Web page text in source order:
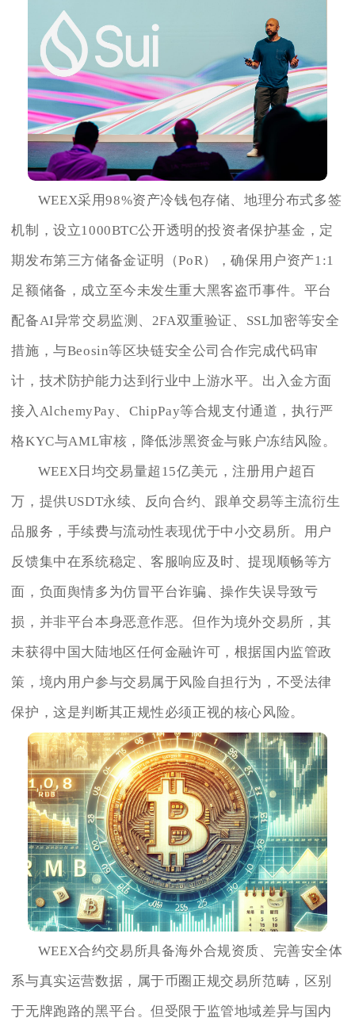
WEEX采用98%资产冷钱包存储、地理分布式多签
机制，设立1000BTC公开透明的投资者保护基金，定
期发布第三方储备金证明（PoR），确保用户资产1:1
足额储备，成立至今未发生重大黑客盗币事件。平台
配备AI异常交易监测、2FA双重验证、SSL加密等安全
措施，与Beosin等区块链安全公司合作完成代码审
计，技术防护能力达到行业中上游水平。出入金方面
接入AlchemyPay、ChipPay等合规支付通道，执行严
格KYC与AML审核，降低涉黑资金与账户冻结风险。
WEEX日均交易量超15亿美元，注册用户超百
万，提供USDT永续、反向合约、跟单交易等主流衍生
品服务，手续费与流动性表现优于中小交易所。用户
反馈集中在系统稳定、客服响应及时、提现顺畅等方
面，负面舆情多为仿冒平台诈骗、操作失误导致亏
损，并非平台本身恶意作恶。但作为境外交易所，其
未获得中国大陆地区任何金融许可，根据国内监管政
策，境内用户参与交易属于风险自担行为，不受法律
保护，这是判断其正规性必须正视的核心风险。
WEEX合约交易所具备海外合规资质、完善安全体
系与真实运营数据，属于币圈正规交易所范畴，区别
于无牌跑路的黑平台。但受限于监管地域差异与国内